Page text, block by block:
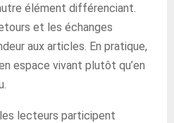
élément différenciant.
et les échanges
aux articles. En pratique,
espace vivant plutôt qu’en
lecteurs participent